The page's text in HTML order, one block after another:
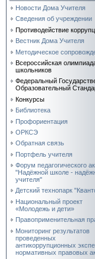
Новости Дома Учителя
Сведения об учреждении
Противодействие
Вестник Дома Учителя
Методическое
Всероссийская
школьников
Федеральный
Образовательный
Конкурсы
Библиотека
Профориентация
ОРКСЭ
Обратная связь
Портфель учителя
Форум педагогического
"Надёжной школе -
учителя"
Детский технопарк
Национальный проект
«Молодежь и дети»
Правоприменительная
Мониторинг результатов
проведенных
антикоррупционных
нормативных правовых